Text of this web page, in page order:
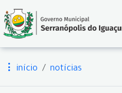
início notícias